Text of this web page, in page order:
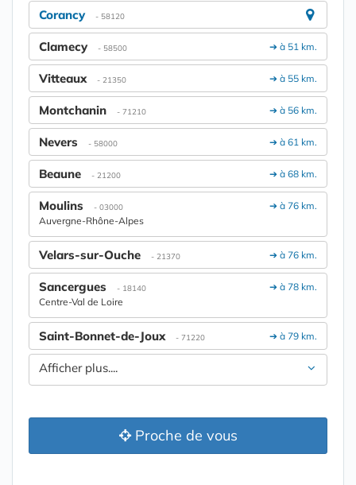
Corancy - 58120
➔ à 51 km.
Clamecy - 58500
➔ à 55 km.
Vitteaux - 21350
➔ à 56 km.
Montchanin - 71210
➔ à 61 km.
Nevers - 58000
➔ à 68 km.
Beaune - 21200
➔ à 76 km.
Moulins - 03000
Auvergne-Rhône-Alpes
➔ à 76 km.
Velars-sur-Ouche - 21370
➔ à 78 km.
Sancergues - 18140
Centre-Val de Loire
➔ à 79 km.
Saint-Bonnet-de-Joux - 71220
Afficher plus....
Proche de vous